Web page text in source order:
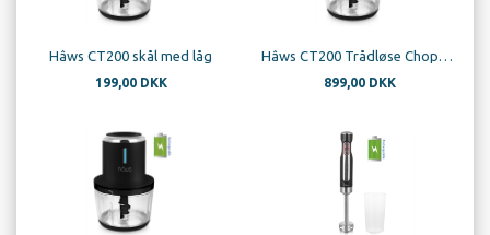
Hâws CT200 skål med låg
199,00 DKK
Hâws CT200 Trådløse Chopper
899,00 DKK